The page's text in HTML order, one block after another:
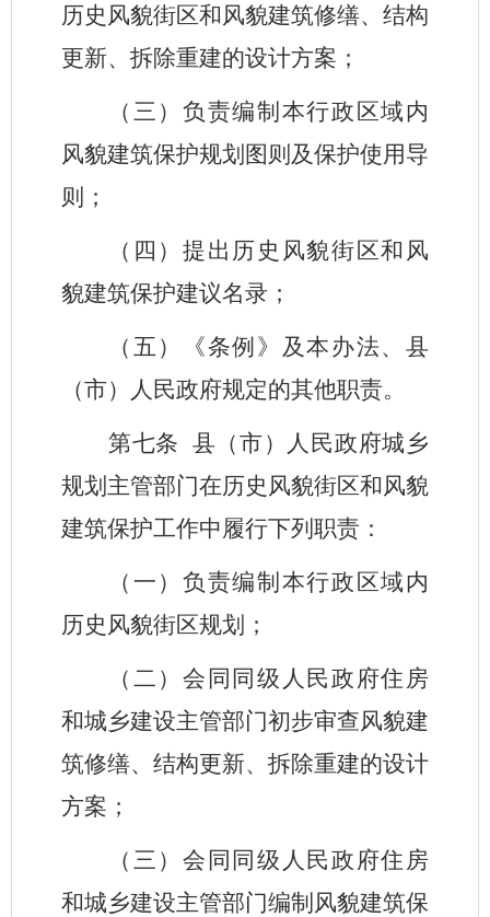
历史风貌街区和风貌建筑修缮、结构
更新、拆除重建的设计方案；
（三）负责编制本行政区域内
风貌建筑保护规划图则及保护使用导
则；
（四）提出历史风貌街区和风
貌建筑保护建议名录；
（五）《条例》及本办法、县
（市）人民政府规定的其他职责。
第七条 县（市）人民政府城乡
规划主管部门在历史风貌街区和风貌
建筑保护工作中履行下列职责：
（一）负责编制本行政区域内
历史风貌街区规划；
（二）会同同级人民政府住房
和城乡建设主管部门初步审查风貌建
筑修缮、结构更新、拆除重建的设计
方案；
（三）会同同级人民政府住房
和城乡建设主管部门编制风貌建筑保